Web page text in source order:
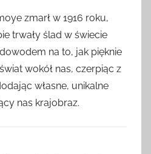
zmarł w 1916 roku,
trwały ślad w świecie
na to, jak pięknie
wokół nas, czerpiąc z
własne, unikalne
nas krajobraz.